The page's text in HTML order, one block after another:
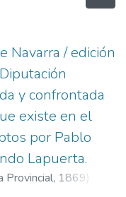
Navarra / edición
y confrontada
existe en el
por Pablo
Lapuerta.
Provincial, 1869)